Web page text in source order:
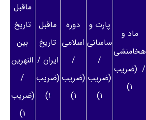
ماد و
هخامنشی
/ (ضریب
۱)
پارت و
ساسانی
/
(ضریب
۱)
دوره
اسلامی
/
(ضریب
۱)
ماقبل
تاریخ
ایران /
(ضریب
۱)
ماقبل
تاریخ
بین
النهرین
/
(ضریب
۱)